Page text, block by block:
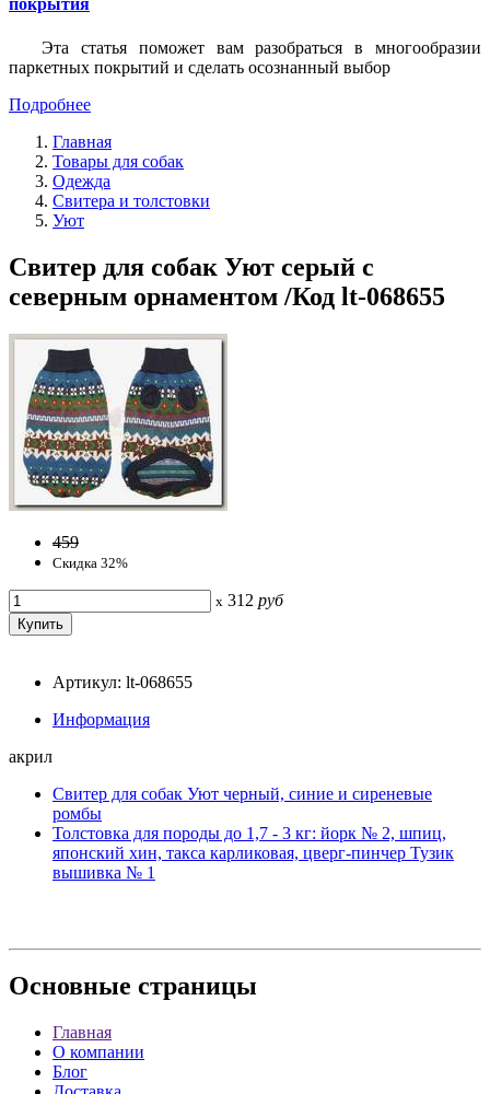
покрытия
Эта статья поможет вам разобраться в многообразии
паркетных покрытий и сделать осознанный выбор
Подробнее
Главная
Товары для собак
Одежда
Свитера и толстовки
Уют
Свитер для собак Уют серый с
северным орнаментом /Код lt-068655
459
Скидка 32%
x 312 руб
Артикул: lt-068655
Информация
акрил
Свитер для собак Уют черный, синие и сиреневые
ромбы
Толстовка для породы до 1,7 - 3 кг: йорк № 2, шпиц,
японский хин, такса карликовая, цверг-пинчер Тузик
вышивка № 1
Основные страницы
Главная
О компании
Блог